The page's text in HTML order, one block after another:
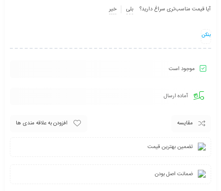
آیا قیمت مناسب‌تری سراغ دارید؟ بلی خیر
بنکن
موجود است
آماده ارسال
مقایسه افزودن به علاقه مندی ها
تضمین بهترین قیمت
ضمانت اصل بودن